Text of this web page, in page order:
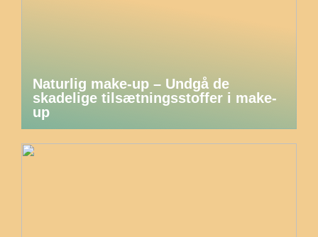
Naturlig make-up – Undgå de
skadelige tilsætningsstoffer i make-
up